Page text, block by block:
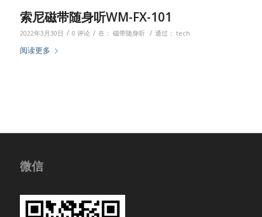
索尼磁带随身听WM-FX-101
2022年3月30日 / 0 评论 / 在： 磁带随身听 / 通过： tech
阅读更多
微信